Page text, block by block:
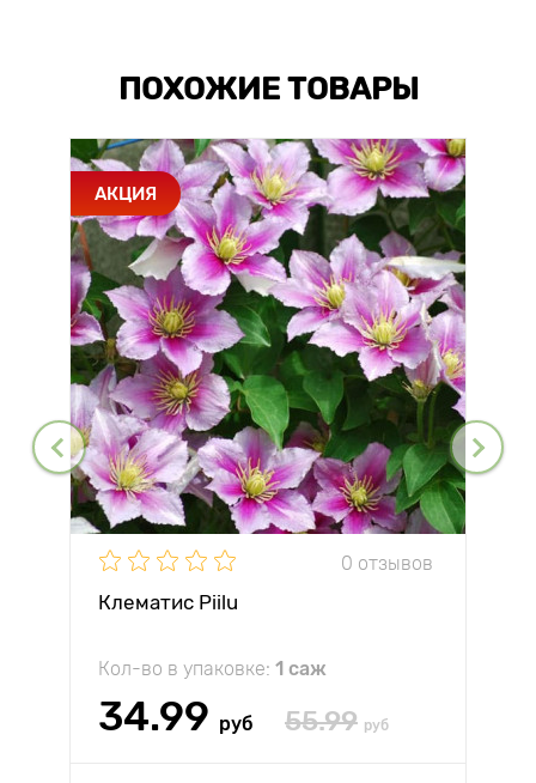
ПОХОЖИЕ ТОВАРЫ
АКЦИЯ
0 отзывов
Клематис Piilu
Кол-во в упаковке: 1 саж
34.99 руб 55.99 руб